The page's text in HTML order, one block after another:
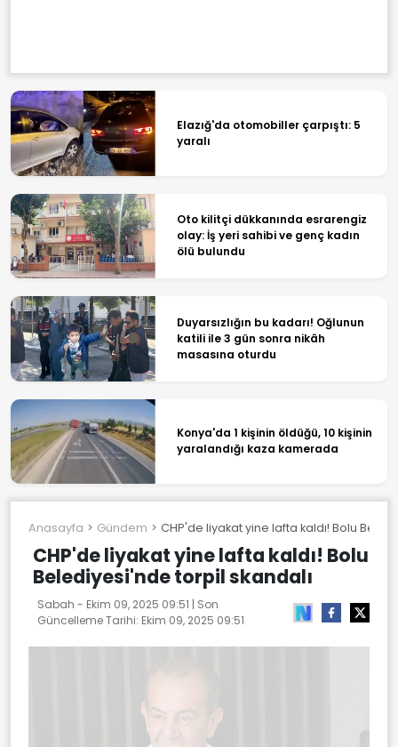
Elazığ'da otomobiller çarpıştı: 5
yaralı
Oto kilitçi dükkanında esrarengiz
olay: İş yeri sahibi ve genç kadın
ölü bulundu
Duyarsızlığın bu kadarı! Oğlunun
katili ile 3 gün sonra nikâh
masasına oturdu
Konya'da 1 kişinin öldüğü, 10 kişinin
yaralandığı kaza kamerada
Anasayfa Gündem CHP'de liyakat yine lafta kaldı! Bolu
CHP'de liyakat yine lafta kaldı! Bolu
Belediyesi'nde torpil skandalı
Sabah - Ekim 09, 2025 09:51 | Son
Güncelleme Tarihi: Ekim 09, 2025 09:51